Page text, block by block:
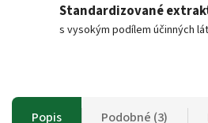
Standardizované
s vysokým podílem účinných
Popis Podobné (3)